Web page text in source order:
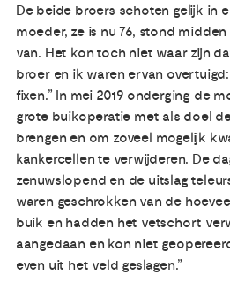
De beide broers schoten gelijk in
moeder, ze is nu 76, stond
van. Het kon toch niet waar zijn
broer en ik waren ervan
fixen.” In mei 2019 onderging de
grote buikoperatie met als doel
brengen en om zoveel mogelijk
kankercellen te verwijderen. De
zenuwslopend en de uitslag
waren geschrokken van de
buik en hadden het vetschort
aangedaan en kon niet
even uit het veld geslagen.”